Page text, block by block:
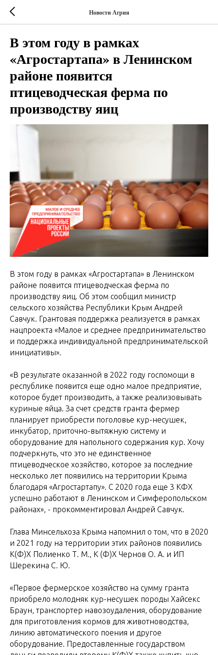
Новости Агрия
В этом году в рамках
«Агростартапа» в Ленинском
районе появится
птицеводческая ферма по
производству яиц
В этом году в рамках «Агростартапа» в Ленинском
районе появится птицеводческая ферма по
производству яиц. Об этом сообщил министр
сельского хозяйства Республики Крым Андрей
Савчук. Грантовая поддержка реализуется в рамках
нацпроекта «Малое и среднее предпринимательство
и поддержка индивидуальной предпринимательской
инициативы».
«В результате оказанной в 2022 году госпомощи в
республике появится еще одно малое предприятие,
которое будет производить, а также реализовывать
куриные яйца. За счет средств гранта фермер
планирует приобрести поголовье кур-несушек,
инкубатор, приточно-вытяжную систему и
оборудование для напольного содержания кур. Хочу
подчеркнуть, что это не единственное
птицеводческое хозяйство, которое за последние
несколько лет появились на территории Крыма
благодаря «Агростартапу». С 2020 года еще 3 КФХ
успешно работают в Ленинском и Симферопольском
районах», - прокомментировал Андрей Савчук.
Глава Минсельхоза Крыма напомнил о том, что в 2020
и 2021 году на территории этих районов появились
К(Ф)Х Полиенко Т. М., К (Ф)Х Чернов О. А. и ИП
Шерекина С. Ю.
«Первое фермерское хозяйство на сумму гранта
приобрело молодняк кур-несушек породы Хайсекс
Браун, транспортер навозоудаления, оборудование
для приготовления кормов для животноводства,
линию автоматического поения и другое
оборудование. Предоставленные государством